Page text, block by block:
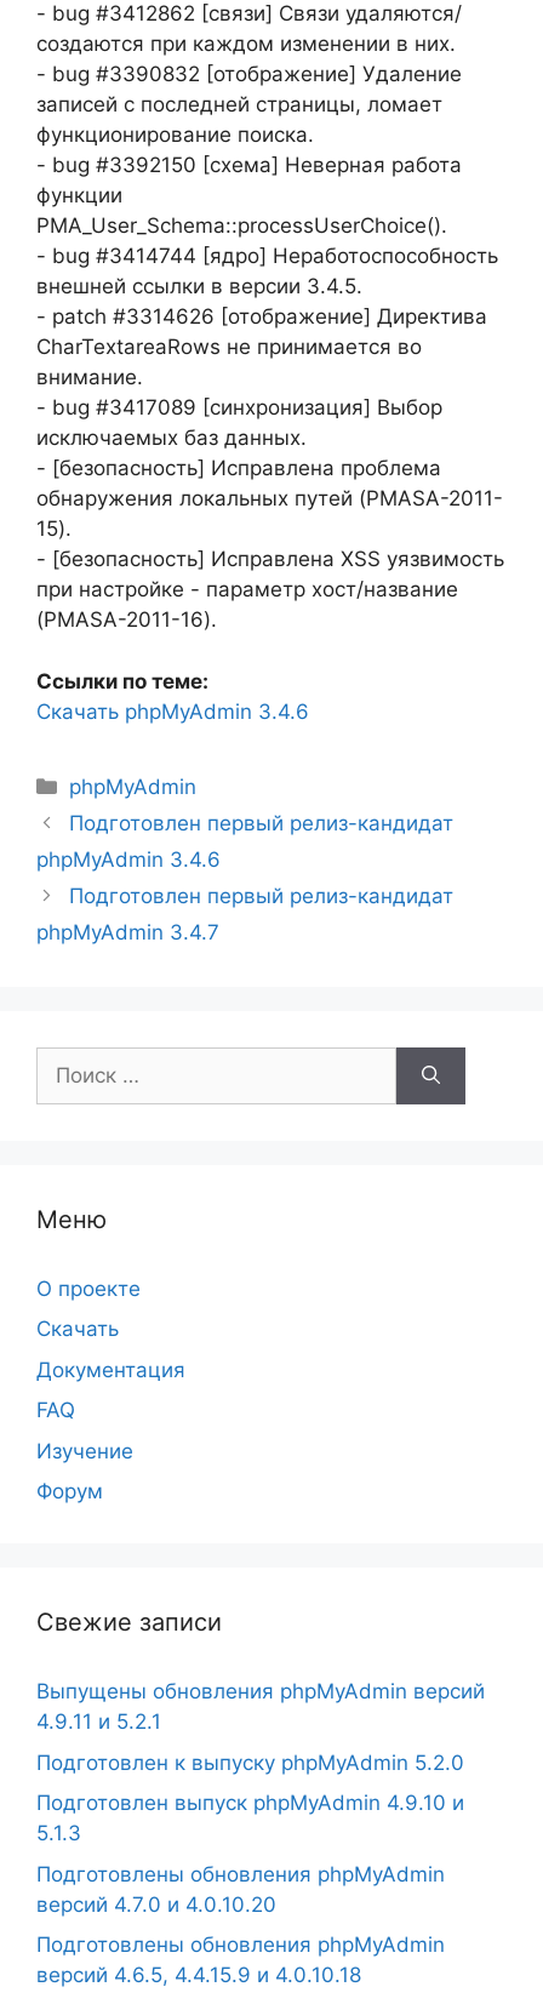
- bug #3412862 [связи] Связи удаляются/
создаются при каждом изменении в них.
- bug #3390832 [отображение] Удаление
записей с последней страницы, ломает
функционирование поиска.
- bug #3392150 [схема] Неверная работа
функции
PMA_User_Schema::processUserChoice().
- bug #3414744 [ядро] Неработоспособность
внешней ссылки в версии 3.4.5.
- patch #3314626 [отображение] Директива
CharTextareaRows не принимается во
внимание.
- bug #3417089 [синхронизация] Выбор
исключаемых баз данных.
- [безопасность] Исправлена проблема
обнаружения локальных путей (PMASA-2011-
15).
- [безопасность] Исправлена XSS уязвимость
при настройке - параметр хост/название
(PMASA-2011-16).
Ссылки по теме:
Скачать phpMyAdmin 3.4.6
Рубрики
phpMyAdmin
Подготовлен первый релиз-кандидат
phpMyAdmin 3.4.6
Подготовлен первый релиз-кандидат
phpMyAdmin 3.4.7
Меню
О проекте
Скачать
Документация
FAQ
Изучение
Форум
Свежие записи
Выпущены обновления phpMyAdmin версий
4.9.11 и 5.2.1
Подготовлен к выпуску phpMyAdmin 5.2.0
Подготовлен выпуск phpMyAdmin 4.9.10 и
5.1.3
Подготовлены обновления phpMyAdmin
версий 4.7.0 и 4.0.10.20
Подготовлены обновления phpMyAdmin
версий 4.6.5, 4.4.15.9 и 4.0.10.18